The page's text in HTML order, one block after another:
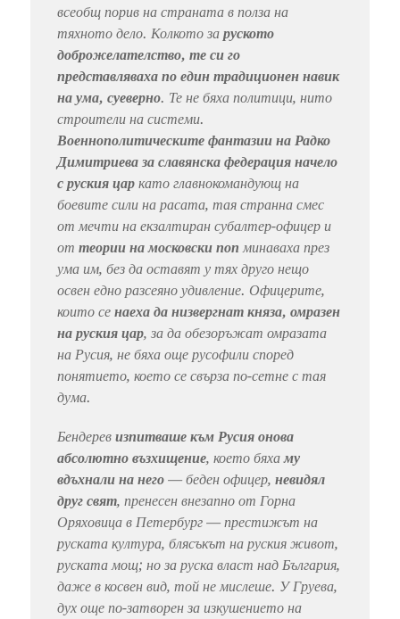
всеобщ порив на страната в полза на
тяхното дело. Колкото за руското
доброжелателство, те си го
представляваха по един традиционен навик
на ума, суеверно. Те не бяха политици, нито
строители на системи.
Военнополитическите фантазии на Радко
Димитриева за славянска федерация начело
с руския царкато главнокомандующ на
боевите сили на расата, тая странна смес
от мечти на екзалтиран субалтер-офицер и
от теории на московски поп минаваха през
ума им, без да оставят у тях друго нещо
освен едно разсеяно удивление. Офицерите,
които се наеха да низвергнат княза, омразен
на руския цар, за да обезоръжат омразата
на Русия, не бяха още русофили според
понятието, което се свърза по-сетне с тая
дума.
Бендерев изпитваше към Русия онова
абсолютно възхищение, което бяхаму
вдъхнали на него— беден офицер, невидял
друг свят, пренесен внезапно от Горна
Оряховица в Петербург — престижът на
руската култура, блясъкът на руския живот,
руската мощ; но за руска власт над България,
даже в косвен вид, той не мислеше. У Груева,
дух още по-затворен за изкушението на